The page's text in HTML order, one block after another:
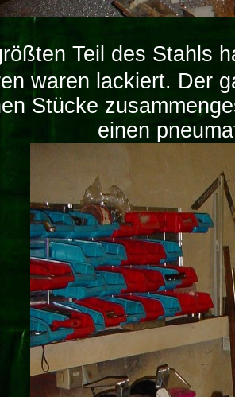
Teil des Stahls
waren lackiert. Der
Stücke
einen